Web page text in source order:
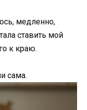
медленно,
ставить мой
к краю.
сама.